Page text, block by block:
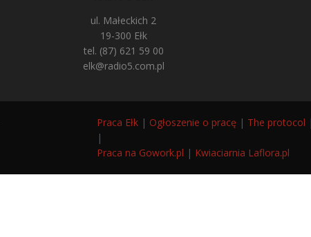
ul. Małeckich 2
19-300 Ełk
tel. (87) 621 59 00
elk@radio5.com.pl
Praca Ełk | Ogłoszenie o pracę | The protocol
|
Praca na Gowork.pl | Kwiaciarnia Laflora.pl